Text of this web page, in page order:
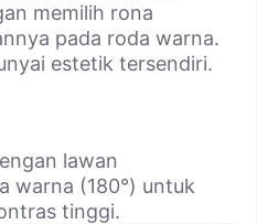
memilih rona
pada roda warna.
estetik tersendiri.
lawan
warna (180°) untuk
tinggi.